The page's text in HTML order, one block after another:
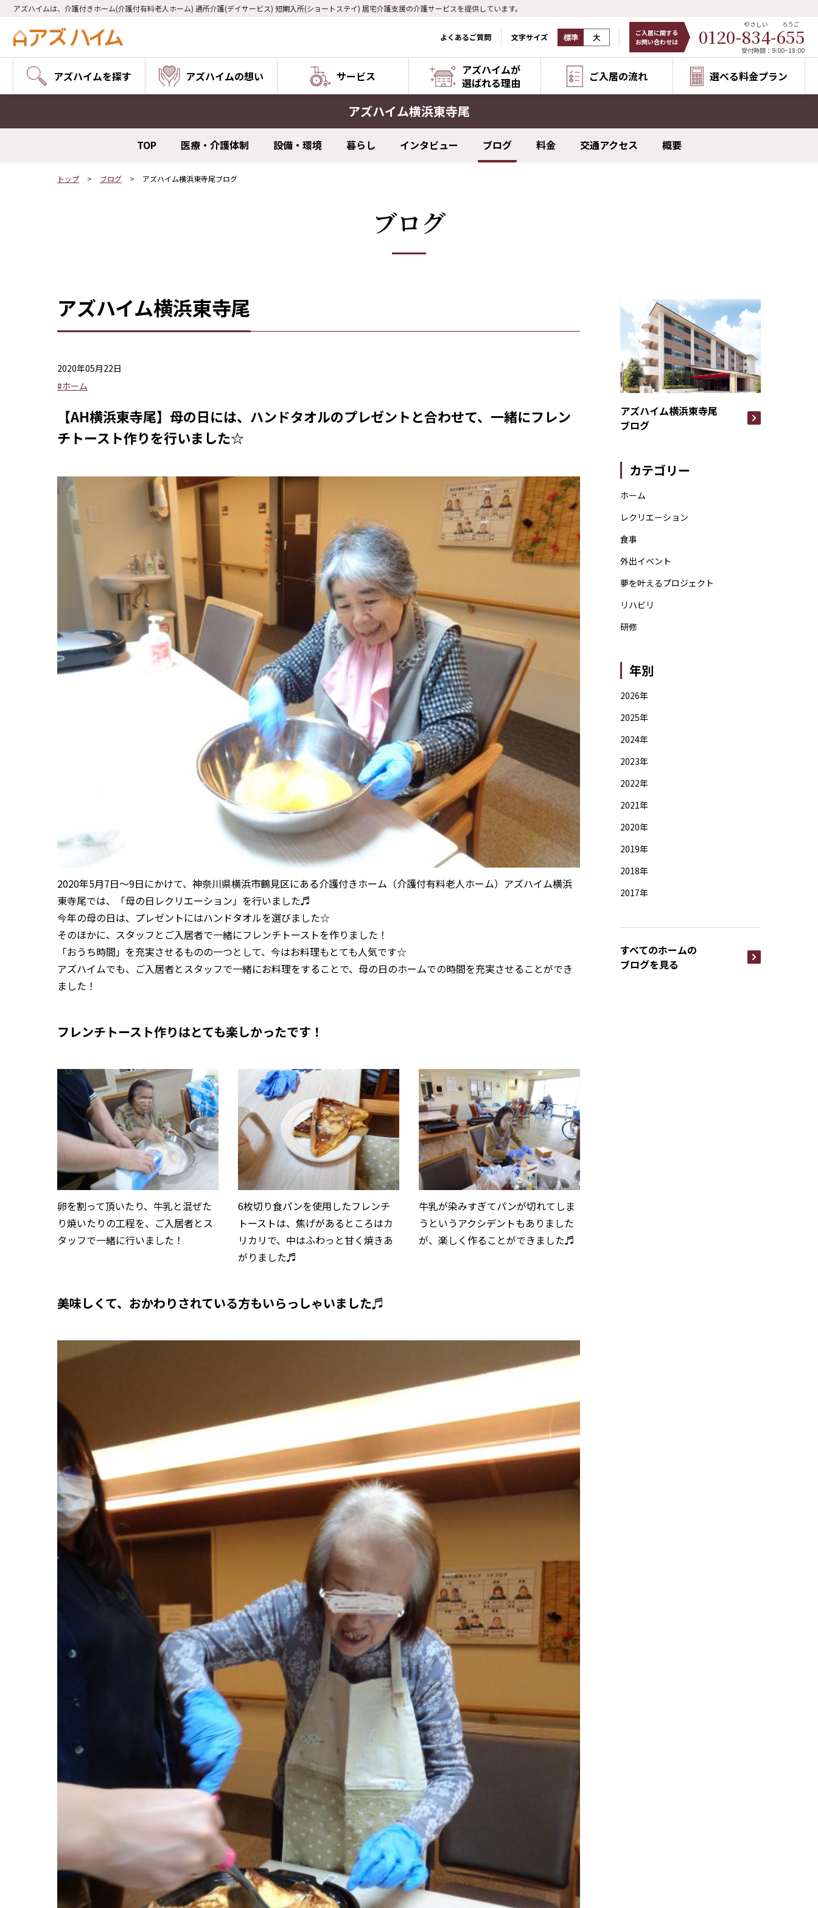
アズハイムは、介護付きホーム(介護付有料老人ホーム) 通所介護(デイサービス) 短期入所(ショートステイ) 居宅介護支援の介護サービスを提供しています。
よくあるご質問 文字サイズ 標準 大
ご入居に関する
お問い合わせは
0120-834
やさしい
-655
ろうご
受付時間：9:00~18:00
アズハイムを探す アズハイムの想い サービス
アズハイムが
選ばれる理由
ご入居の流れ 選べる料金プラン
アズハイム横浜東寺尾
TOP 医療・介護体制 設備・環境 暮らし インタビュー ブログ 料金 交通アクセス 概要
トップ ブログ アズハイム横浜東寺尾ブログ
ブログ
アズハイム横浜東寺尾
2020年05月22日
#ホーム
【AH横浜東寺尾】母の日には、ハンドタオルのプレゼントと合わせて、一緒にフレン
チトースト作りを行いました☆
2020年5月7日〜9日にかけて、神奈川県横浜市鶴見区にある介護付きホーム（介護付有料老人ホーム）アズハイム横浜
東寺尾では、「母の日レクリエーション」を行いました♬
今年の母の日は、プレゼントにはハンドタオルを選びました☆
そのほかに、スタッフとご入居者で一緒にフレンチトーストを作りました！
「おうち時間」を充実させるものの一つとして、今はお料理もとても人気です☆
アズハイムでも、ご入居者とスタッフで一緒にお料理をすることで、母の日のホームでの時間を充実させることができ
ました！
フレンチトースト作りはとても楽しかったです！
卵を割って頂いたり、牛乳と混ぜた
り焼いたりの工程を、ご入居者とス
タッフで一緒に行いました！
6枚切り食パンを使用したフレンチ
トーストは、焦げがあるところはカ
リカリで、中はふわっと甘く焼きあ
がりました♬
牛乳が染みすぎてパンが切れてしま
うというアクシデントもありました
が、楽しく作ることができました♬
美味しくて、おかわりされている方もいらっしゃいました♬
アズハイム横浜東寺尾
ブログ
カテゴリー
ホーム
レクリエーション
食事
外出イベント
夢を叶えるプロジェクト
リハビリ
研修
年別
2026年
2025年
2024年
2023年
2022年
2021年
2020年
2019年
2018年
2017年
すべてのホームの
ブログを見る